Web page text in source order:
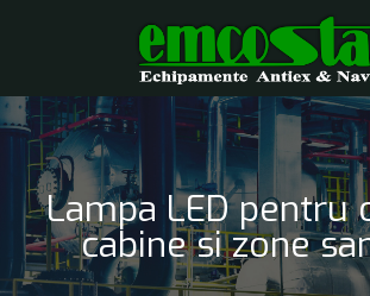
Lampa LED pentru
cabine si zone